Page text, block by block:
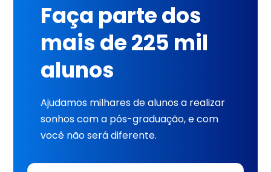
Faça parte dos
mais de 225 mil
alunos
Ajudamos milhares de alunos a realizar
sonhos com a pós-graduação, e com
você não será diferente.